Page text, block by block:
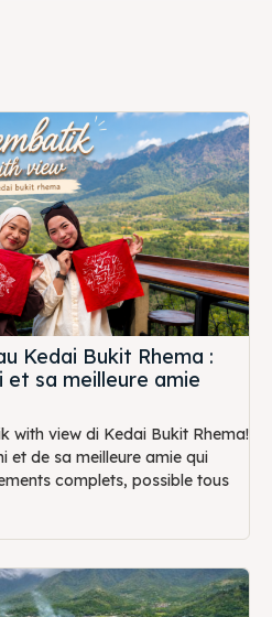
Kedai Bukit Rhema :
et sa meilleure amie
with view di Kedai Bukit Rhema!
et de sa meilleure amie qui
complets, possible tous